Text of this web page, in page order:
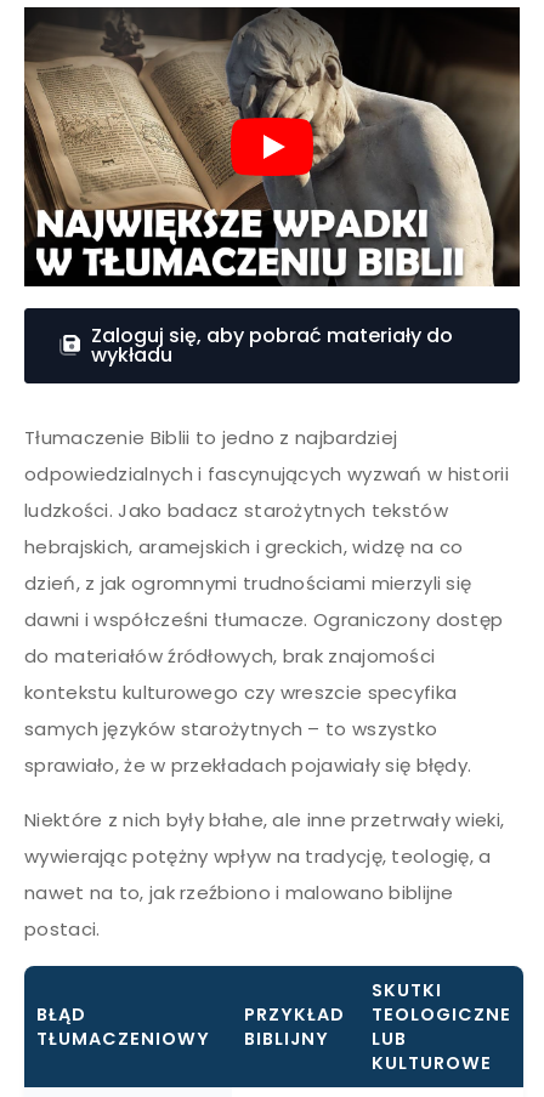
Play
Zaloguj się, aby pobrać materiały do
wykładu
Tłumaczenie Biblii to jedno z najbardziej
odpowiedzialnych i fascynujących wyzwań w historii
ludzkości. Jako badacz starożytnych tekstów
hebrajskich, aramejskich i greckich, widzę na co
dzień, z jak ogromnymi trudnościami mierzyli się
dawni i współcześni tłumacze. Ograniczony dostęp
do materiałów źródłowych, brak znajomości
kontekstu kulturowego czy wreszcie specyfika
samych języków starożytnych – to wszystko
sprawiało, że w przekładach pojawiały się błędy.
Niektóre z nich były błahe, ale inne przetrwały wieki,
wywierając potężny wpływ na tradycję, teologię, a
nawet na to, jak rzeźbiono i malowano biblijne
postaci.
BŁĄD
TŁUMACZENIOWY
PRZYKŁAD
BIBLIJNY
SKUTKI
TEOLOGICZNE
LUB
KULTUROWE